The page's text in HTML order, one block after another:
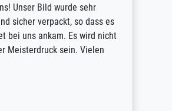
Unser Bild wurde sehr
sicher verpackt, so dass es
bei uns ankam. Es wird nicht
Meisterdruck sein. Vielen